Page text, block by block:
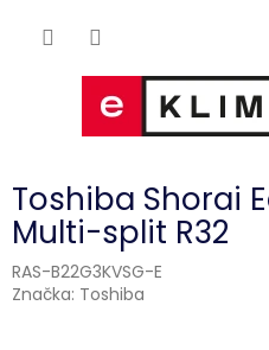
Toshiba Shorai
Multi-split R32
RAS-B22G3KVSG-E
Značka: Toshiba